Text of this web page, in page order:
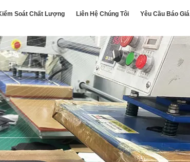
Soát Chất Lượng Liên Hệ Chúng Tôi Yêu Cầu Báo Giá